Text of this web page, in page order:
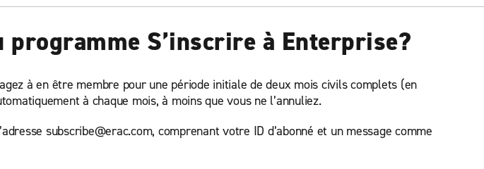
S’inscrire à Enterprise?
à en être membre pour une période initiale de deux mois civils complets (en
à chaque mois, à moins que vous ne l’annuliez.
subscribe@erac.com, comprenant votre ID d’abonné et un message comme